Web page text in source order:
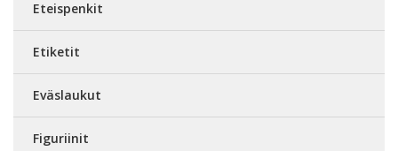
Eteispenkit
Etiketit
Eväslaukut
Figuriinit